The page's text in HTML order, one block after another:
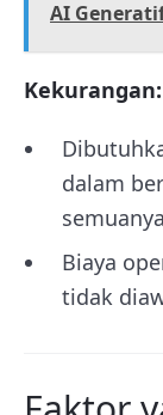
AI
Kekurangan:
dalam
Biaya
tidak